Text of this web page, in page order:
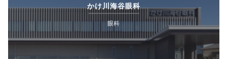
かけ川海谷眼科
眼科